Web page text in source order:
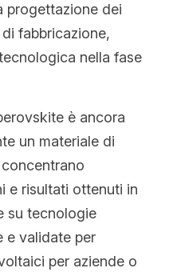
progettazione dei
fabbricazione,
nella fase
è ancora
un materiale di
e risultati ottenuti in
su tecnologie
e validate per
per aziende o